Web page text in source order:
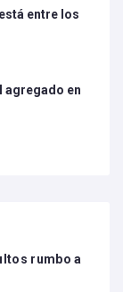
entre los
agregado en
rumbo a